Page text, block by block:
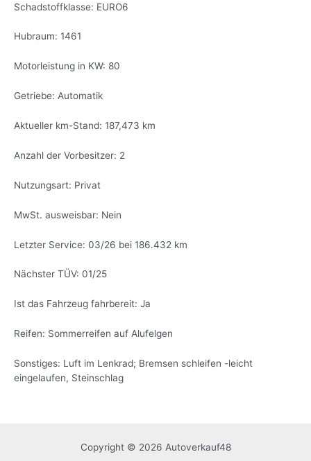
Schadstoffklasse: EURO6
Hubraum: 1461
Motorleistung in KW: 80
Getriebe: Automatik
Aktueller km-Stand: 187,473 km
Anzahl der Vorbesitzer: 2
Nutzungsart: Privat
MwSt. ausweisbar: Nein
Letzter Service: 03/26 bei 186.432 km
Nächster TÜV: 01/25
Ist das Fahrzeug fahrbereit: Ja
Reifen: Sommerreifen auf Alufelgen
Sonstiges: Luft im Lenkrad; Bremsen schleifen -leicht
eingelaufen, Steinschlag
Copyright © 2026 Autoverkauf48